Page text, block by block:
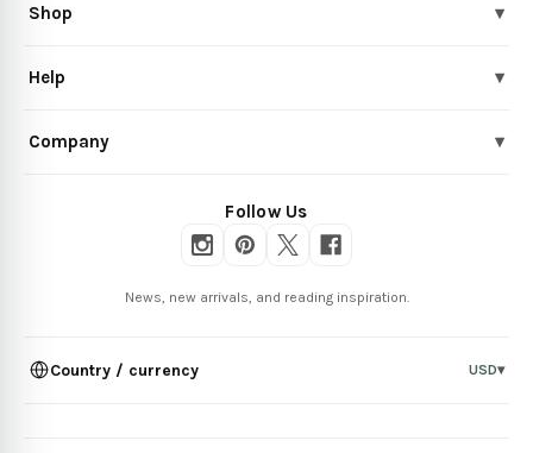
Shop ▾
Help ▾
Company ▾
Follow Us
News, new arrivals, and reading inspiration.
Country / currency USD▾